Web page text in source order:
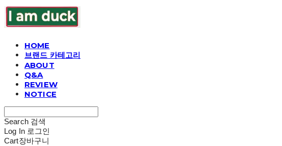
HOME
브랜드 카테고리
ABOUT
Q&A
REVIEW
NOTICE
Search 검색
Log In 로그인
Cart장바구니